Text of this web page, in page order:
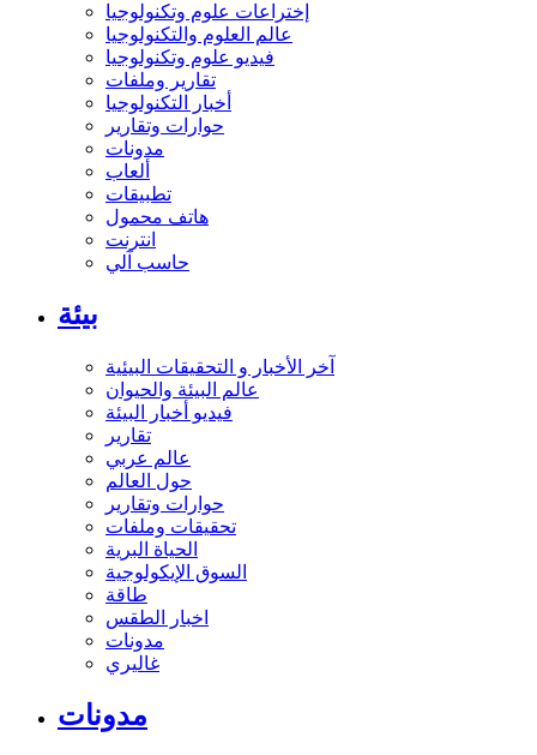
إختراعات علوم وتكنولوجيا
عالم العلوم والتكنولوجيا
فيديو علوم وتكنولوجيا
تقارير وملفات
أخبار التكنولوجيا
حوارات وتقارير
مدونات
ألعاب
تطبيقات
هاتف محمول
انترنت
حاسب آلي
بيئة
آخر الأخبار و التحقيقات البيئية
عالم البيئة والحيوان
فيديو أخبار البيئة
تقارير
عالم عربي
حول العالم
حوارات وتقارير
تحقيقات وملفات
الحياة البرية
السوق الإيكولوجية
طاقة
اخبار الطقس
مدونات
غاليري
مدونات